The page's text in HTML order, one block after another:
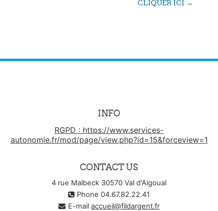
CLIQUER ICI →
INFO
RGPD : https://www.services-
autonomie.fr/mod/page/view.php?id=15&forceview=1
CONTACT US
4 rue Malbeck 30570 Val d'Aigoual
Phone 04.67.82.22.41
E-mail accueil@fildargent.fr